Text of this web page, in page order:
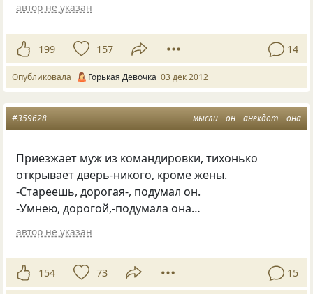
автор не указан
199 157 14
Опубликовала Горькая Девочка 03 дек 2012
мысли он анекдот она
#359628
Приезжает муж из командировки, тихонько
открывает дверь-никого, кроме жены.
-Стареешь, дорогая-, подумал он.
-Умнею, дорогой,-подумала она…
автор не указан
154 73 15